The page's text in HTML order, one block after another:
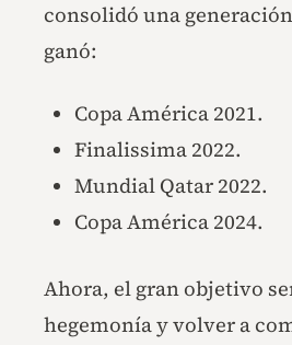
consolidó una
ganó:
Copa América 2021.
Finalissima 2022.
Mundial Qatar 2022.
Copa América 2024.
Ahora, el gran objetivo
hegemonía y volver a